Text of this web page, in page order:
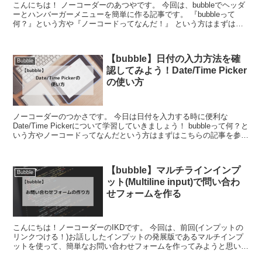
こんにちは！ ノーコーダーのあつやです。 今回は、bubbleでヘッダ
ーとハンバーガーメニューを簡単に作る記事です。 『bubbleって
何？』という方や『ノーコードってなんだ！』 という方はまずはこ
Bubble
【bubble】日付の入力方法を確
認してみよう！Date/Time Picker
の使い方
ノーコーダーのつかさです。 今日は日付を入力する時に便利な
Date/Time Pickerについて学習していきましょう！ bubbleって何？と
いう方やノーコードってなんだという方はまずはこちらの記事を参考
Bubble
【bubble】マルチラインインプ
ット(Multiline input)で問い合わ
せフォームを作る
こんにちは！ノーコーダーのIKDです。 今回は、前回(インプットの
リンクつける！)お話ししたインプットの発展版であるマルチインプ
ットを使って、簡単なお問い合わせフォームを作ってみようと思いま